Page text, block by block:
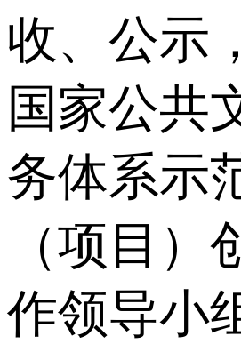
收、公示
国家公共
务体系示
（项目）
作领导小